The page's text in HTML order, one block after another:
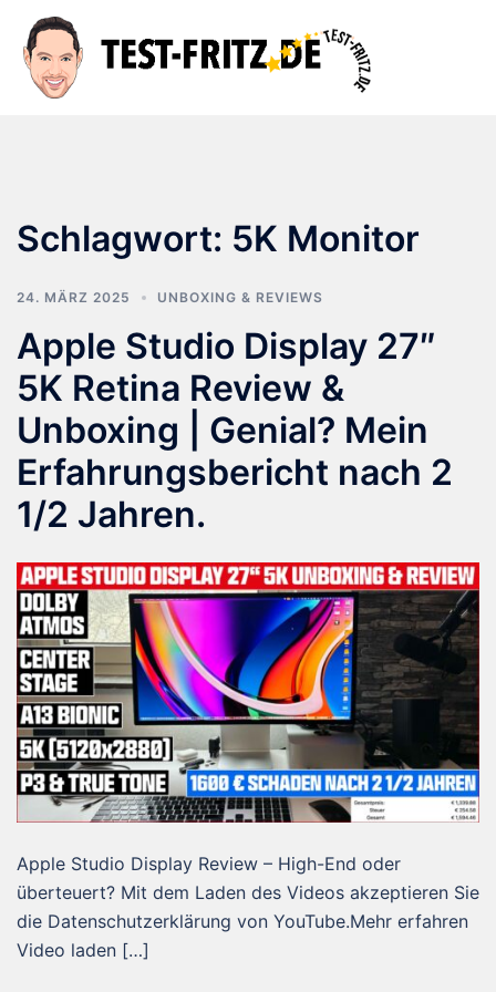
Inhalt
springen
Schlagwort: 5K Monitor
24. MÄRZ 2025 UNBOXING & REVIEWS
Apple Studio Display 27″
5K Retina Review &
Unboxing | Genial? Mein
Erfahrungsbericht nach 2
1/2 Jahren.
Apple Studio Display Review – High-End oder
überteuert? Mit dem Laden des Videos akzeptieren Sie
die Datenschutzerklärung von YouTube.Mehr erfahren
Video laden […]